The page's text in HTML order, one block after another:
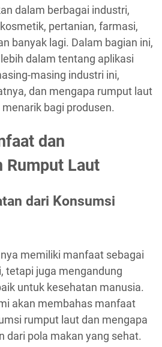
dalam berbagai industri,
pertanian, farmasi,
banyak lagi. Dalam bagian ini,
dalam tentang aplikasi
masing industri ini,
dan mengapa rumput laut
bagi produsen.
dan
Rumput Laut
dari Konsumsi
memiliki manfaat sebagai
tetapi juga mengandung
untuk kesehatan manusia.
akan membahas manfaat
rumput laut dan mengapa
dari pola makan yang sehat.